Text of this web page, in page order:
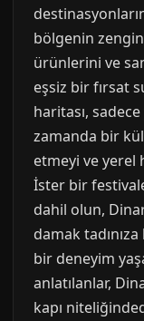
bölgenin
ürünlerini ve
eşsiz bir fırsat
haritası,
zamanda bir
etmeyi ve yerel
İster bir
dahil olun,
damak
bir deneyim
anlatılanlar,
kapı